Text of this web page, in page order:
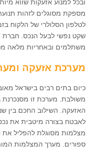
ובכל למנוע אזעקות שווא
מספקת מסוגלים לזהות
לטלפון הסלולרי של הלקוח
שקט נפשי לבעל הנכס. חברת
משתלמים ובאחריות מלאה
מערכת אזעקה
כיום בתים רבים בישראל
משולבת. מערכת זו
האזעקה. השילוב החכם בין
לאבטח בצורה מיטבית את
מצלמות מסוגלת להפליל את
ספורים. מערך המצלמות